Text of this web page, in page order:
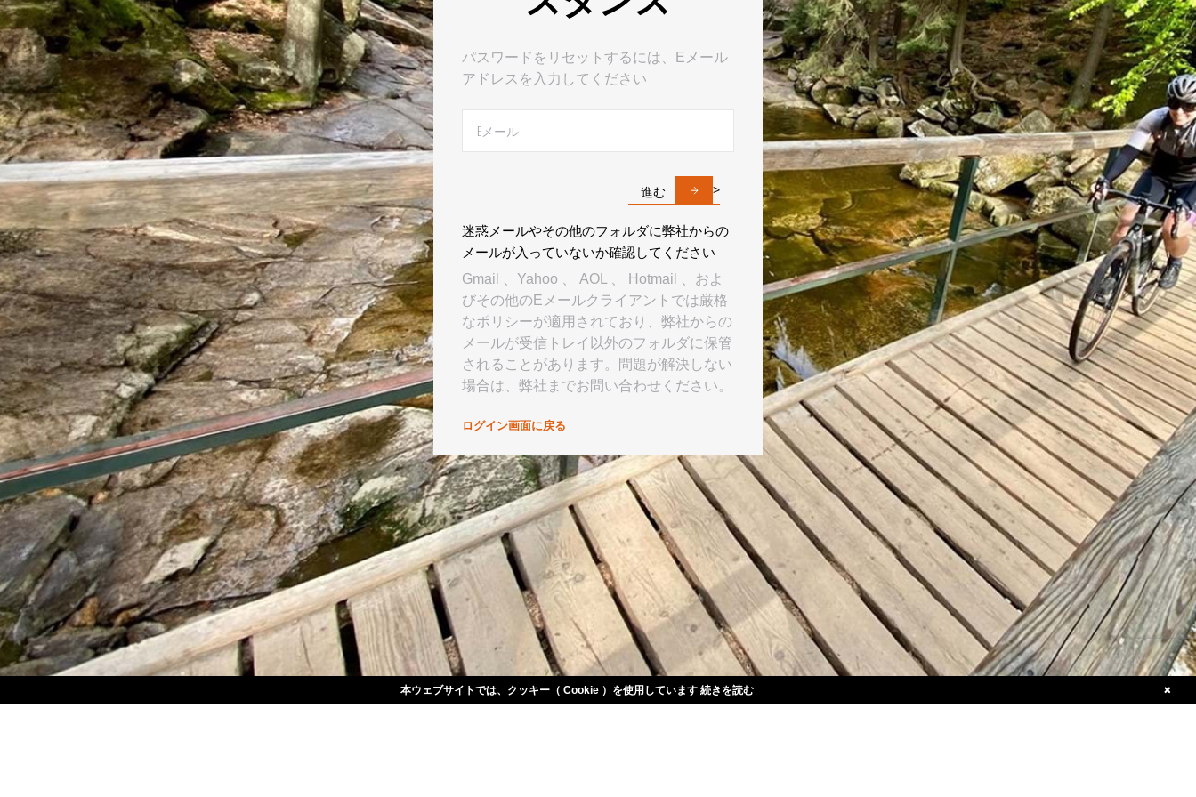
パスワードをリセットするには、Eメール
アドレスを入力してください
進む >
迷惑メールやその他のフォルダに弊社からの
メールが入っていないか確認してください
Gmail 、Yahoo 、 AOL 、 Hotmail 、およ
びその他のEメールクライアントでは厳格
なポリシーが適用されており、弊社からの
メールが受信トレイ以外のフォルダに保管
されることがあります。問題が解決しない
場合は、弊社までお問い合わせください。
ログイン画面に戻る
本ウェブサイトでは、クッキー（ Cookie ）を使用しています 続きを読む